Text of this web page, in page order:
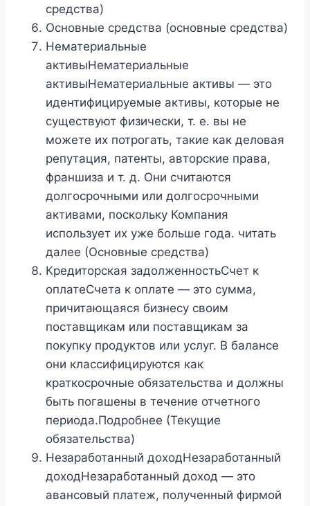
средства)
Основные средства (основные средства)
Нематериальные
активыНематериальные
активыНематериальные активы — это
идентифицируемые активы, которые не
существуют физически, т. е. вы не
можете их потрогать, такие как деловая
репутация, патенты, авторские права,
франшиза и т. д. Они считаются
долгосрочными или долгосрочными
активами, поскольку Компания
использует их уже больше года. читать
далее (Основные средства)
Кредиторская задолженностьСчет к
оплатеСчета к оплате — это сумма,
причитающаяся бизнесу своим
поставщикам или поставщикам за
покупку продуктов или услуг. В балансе
они классифицируются как
краткосрочные обязательства и должны
быть погашены в течение отчетного
периода.Подробнее (Текущие
обязательства)
Незаработанный доходНезаработанный
доходНезаработанный доход — это
авансовый платеж, полученный фирмой